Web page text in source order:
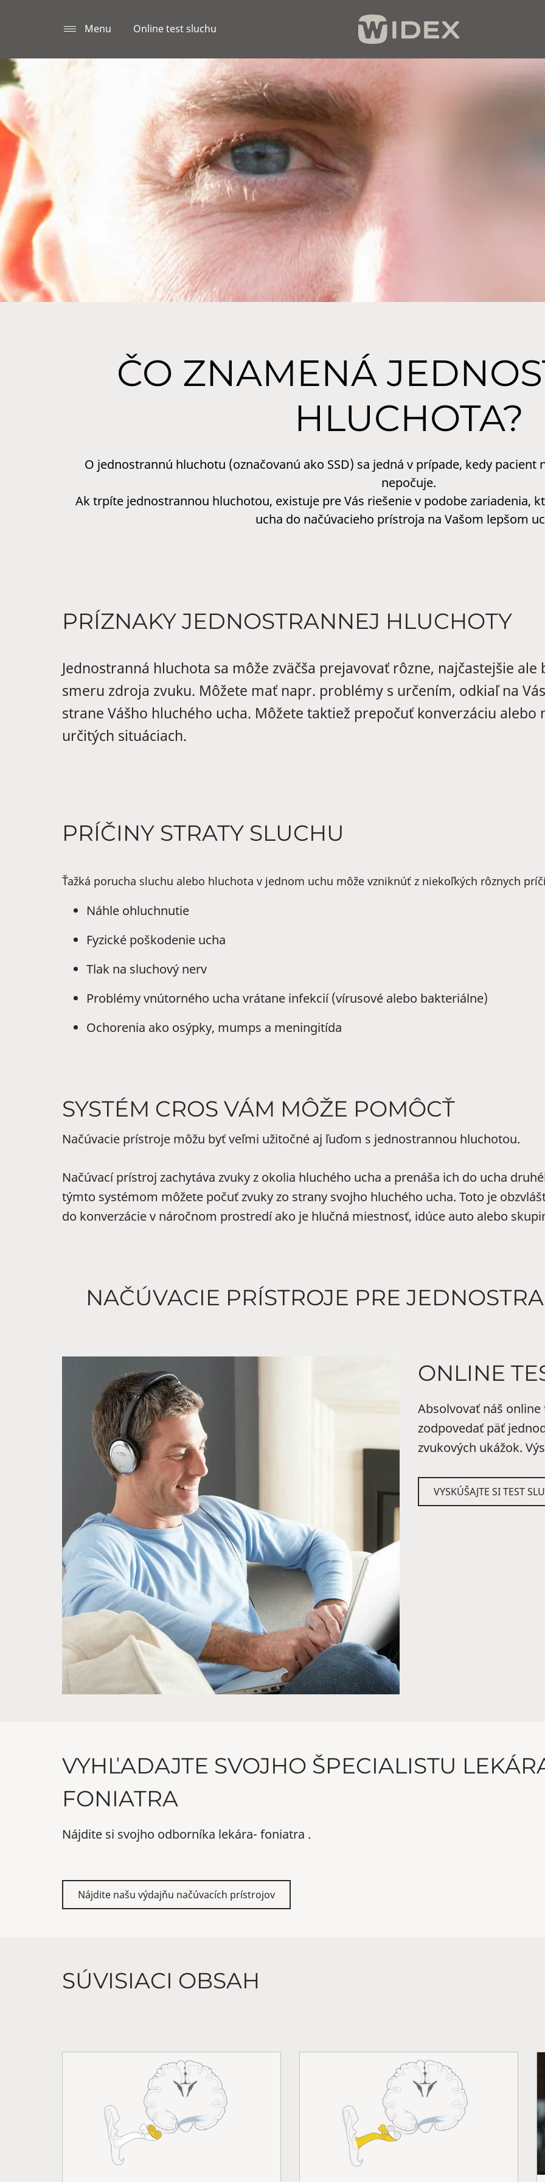
Menu Online test sluchu
ČO ZNAMENÁ
HLUCHOTA?
O jednostrannú hluchotu (označovanú ako SSD) sa jedná v prípade, kedy
nepočuje.
Ak trpíte jednostrannou hluchotou, existuje pre Vás riešenie v podobe zariadenia,
ucha do načúvacieho prístroja na Vašom lepšom
PRÍZNAKY JEDNOSTRANNEJ HLUCHOTY
Jednostranná hluchota sa môže zväčša prejavovať rôzne, najčastejšie
smeru zdroja zvuku. Môžete mať napr. problémy s určením, odkiaľ na
strane Vášho hluchého ucha. Môžete taktiež prepočuť konverzáciu
určitých situáciach.
PRÍČINY STRATY SLUCHU
Ťažká porucha sluchu alebo hluchota v jednom uchu môže vzniknúť z niekoľkých rôznych
Náhle ohluchnutie
Fyzické poškodenie ucha
Tlak na sluchový nerv
Problémy vnútorného ucha vrátane infekcií (vírusové alebo bakteriálne)
Ochorenia ako osýpky, mumps a meningitída
SYSTÉM CROS VÁM MÔŽE POMÔCŤ
Načúvacie prístroje môžu byť veľmi užitočné aj ľuďom s jednostrannou hluchotou.
Načúvací prístroj zachytáva zvuky z okolia hluchého ucha a prenáša ich do ucha
týmto systémom môžete počuť zvuky zo strany svojho hluchého ucha. Toto je
do konverzácie v náročnom prostredí ako je hlučná miestnosť, idúce auto alebo
NAČÚVACIE PRÍSTROJE PRE
ONLINE
Absolvovať náš
zodpovedať päť
zvukových ukážok.
VYSKÚŠAJTE SI TEST
VYHĽADAJTE SVOJHO ŠPECIALISTU
FONIATRA
Nájdite si svojho odborníka lekára- foniatra .
Nájdite našu výdajňu načúvacích prístrojov
SÚVISIACI OBSAH